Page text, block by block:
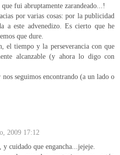
fui abruptamente zarandeado...!
por varias cosas: por la publicidad
a este advenedizo. Es cierto que he
que dure.
el tiempo y la perseverancia con que
alcanzable (y ahora lo digo con
seguimos encontrando (a un lado o
2009 17:12
cuidado que engancha...jejeje.